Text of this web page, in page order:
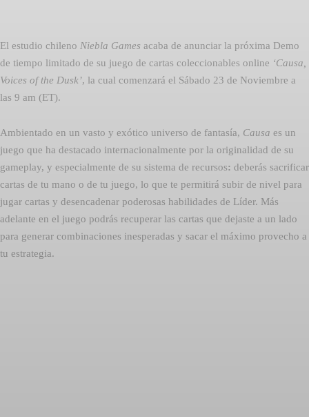
El estudio chileno Niebla Games acaba de anunciar la próxima Demo
de tiempo limitado de su juego de cartas coleccionables online ‘Causa,
Voices of the Dusk’, la cual comenzará el Sábado 23 de Noviembre a
las 9 am (ET).
Ambientado en un vasto y exótico universo de fantasía, Causa es un
juego que ha destacado internacionalmente por la originalidad de su
gameplay, y especialmente de su sistema de recursos: deberás sacrificar
cartas de tu mano o de tu juego, lo que te permitirá subir de nivel para
jugar cartas y desencadenar poderosas habilidades de Líder. Más
adelante en el juego podrás recuperar las cartas que dejaste a un lado
para generar combinaciones inesperadas y sacar el máximo provecho a
tu estrategia.